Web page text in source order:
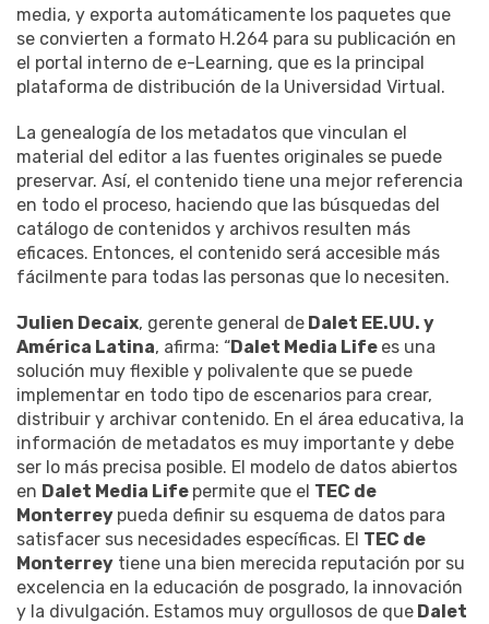
media, y exporta automáticamente los paquetes que
se convierten a formato H.264 para su publicación en
el portal interno de e-Learning, que es la principal
plataforma de distribución de la Universidad Virtual.
La genealogía de los metadatos que vinculan el
material del editor a las fuentes originales se puede
preservar. Así, el contenido tiene una mejor referencia
en todo el proceso, haciendo que las búsquedas del
catálogo de contenidos y archivos resulten más
eficaces. Entonces, el contenido será accesible más
fácilmente para todas las personas que lo necesiten.
Julien Decaix, gerente general de Dalet EE.UU. y
América Latina, afirma: “Dalet Media Life es una
solución muy flexible y polivalente que se puede
implementar en todo tipo de escenarios para crear,
distribuir y archivar contenido. En el área educativa, la
información de metadatos es muy importante y debe
ser lo más precisa posible. El modelo de datos abiertos
en Dalet Media Life permite que el TEC de
Monterrey pueda definir su esquema de datos para
satisfacer sus necesidades específicas. El TEC de
Monterrey tiene una bien merecida reputación por su
excelencia en la educación de posgrado, la innovación
y la divulgación. Estamos muy orgullosos de que Dalet